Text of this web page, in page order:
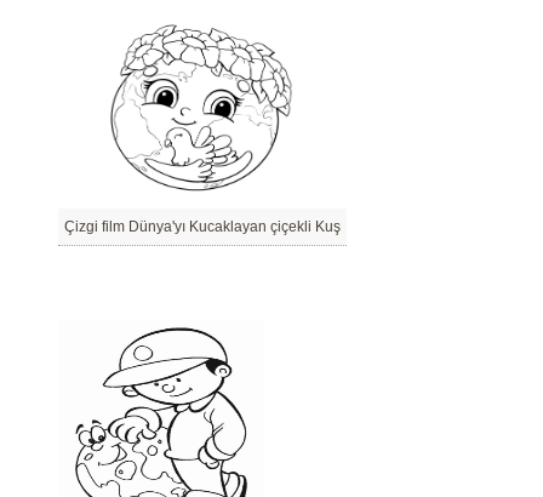
Çizgi film Dünya'yı Kucaklayan çiçekli Kuş